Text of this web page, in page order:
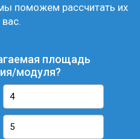
поможем рассчитать их
вас.
площадь
модуля?